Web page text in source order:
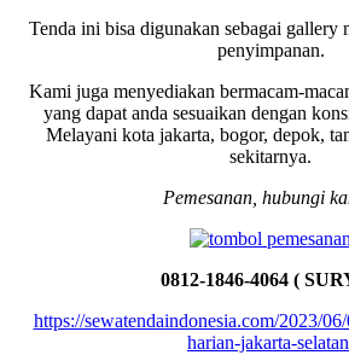
Tenda ini bisa digunakan sebagai gallery
penyimpanan.
Kami juga menyediakan bermacam-
yang dapat anda sesuaikan dengan
Melayani kota jakarta, bogor, depok,
sekitarnya.
Pemesanan, hubungi
0812-1846-4064 (
https://sewatendaindonesia.com/2023/
harian-jakarta-